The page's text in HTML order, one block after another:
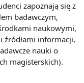
zapoznają się z
badawczym,
naukowymi,
źródłami informacji,
nauki o
magisterskich).